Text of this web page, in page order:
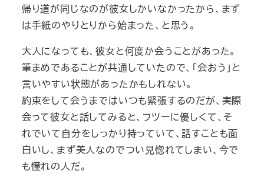
帰り道が同じなのが彼女しかいなかったから、まず
は手紙のやりとりから始まった、と思う。
大人になっても、彼女と何度か会うことがあった。
筆まめであることが共通していたので、「会おう」と
言いやすい状態があったかもしれない。
約束をして会うまではいつも緊張するのだが、実際
会って彼女と話してみると、フツーに優しくて、そ
れでいて自分をしっかり持っていて、話すことも面
白いし、まず美人なのでつい見惚れてしまい、今で
も憧れの人だ。